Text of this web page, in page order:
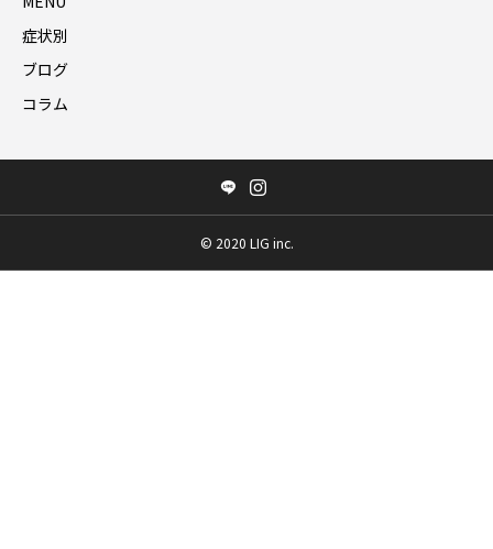
症状別
ブログ
コラム
©️ 2020 LIG inc.